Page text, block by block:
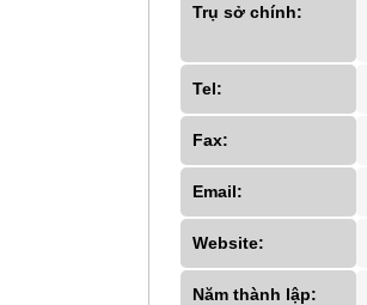
Trụ sở chính:
Tel:
Fax:
Email:
Website:
Năm thành lập: